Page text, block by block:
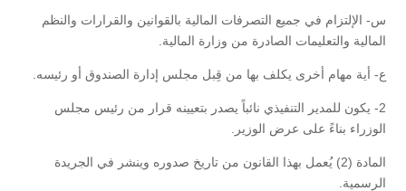
س- الإلتزام في جميع التصرفات المالية بالقوانين والقرارات والنظم
المالية والتعليمات الصادرة من وزارة المالية.
ع- أية مهام أخرى يكلف بها من قِبل مجلس إدارة الصندوق أو رئيسه.
2- يكون للمدير التنفيذي نائباً يصدر بتعيينه قرار من رئيس مجلس
الوزراء بناءً على عرض الوزير.
المادة (2) يُعمل بهذا القانون من تاريخ صدوره وينشر في الجريدة
الرسمية.